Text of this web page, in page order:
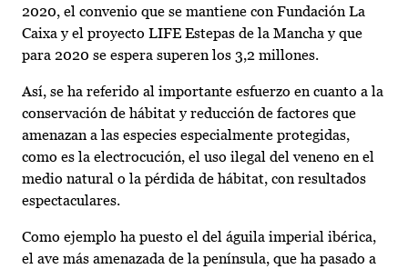
2020, el convenio que se mantiene con Fundación La
Caixa y el proyecto LIFE Estepas de la Mancha y que
para 2020 se espera superen los 3,2 millones.
Así, se ha referido al importante esfuerzo en cuanto a la
conservación de hábitat y reducción de factores que
amenazan a las especies especialmente protegidas,
como es la electrocución, el uso ilegal del veneno en el
medio natural o la pérdida de hábitat, con resultados
espectaculares.
Como ejemplo ha puesto el del águila imperial ibérica,
el ave más amenazada de la península, que ha pasado a